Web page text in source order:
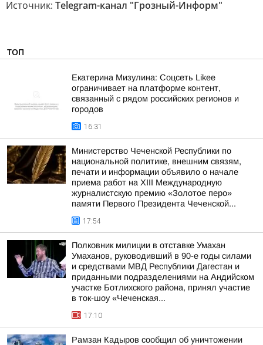
Источник: Telegram-канал "Грозный-Информ"
ТОП
Екатерина Мизулина: Соцсеть Likee
ограничивает на платформе контент,
связанный с рядом российских регионов и
городов
16:31
Министерство Чеченской Республики по
национальной политике, внешним связям,
печати и информации объявило о начале
приема работ на XIII Международную
журналистскую премию «Золотое перо»
памяти Первого Президента Чеченской...
17:54
Полковник милиции в отставке Умахан
Умаханов, руководивший в 90-е годы силами
и средствами МВД Республики Дагестан и
приданными подразделениями на Андийском
участке Ботлихского района, принял участие
в ток-шоу «Чеченская...
17:10
Рамзан Кадыров сообщил об уничтожении